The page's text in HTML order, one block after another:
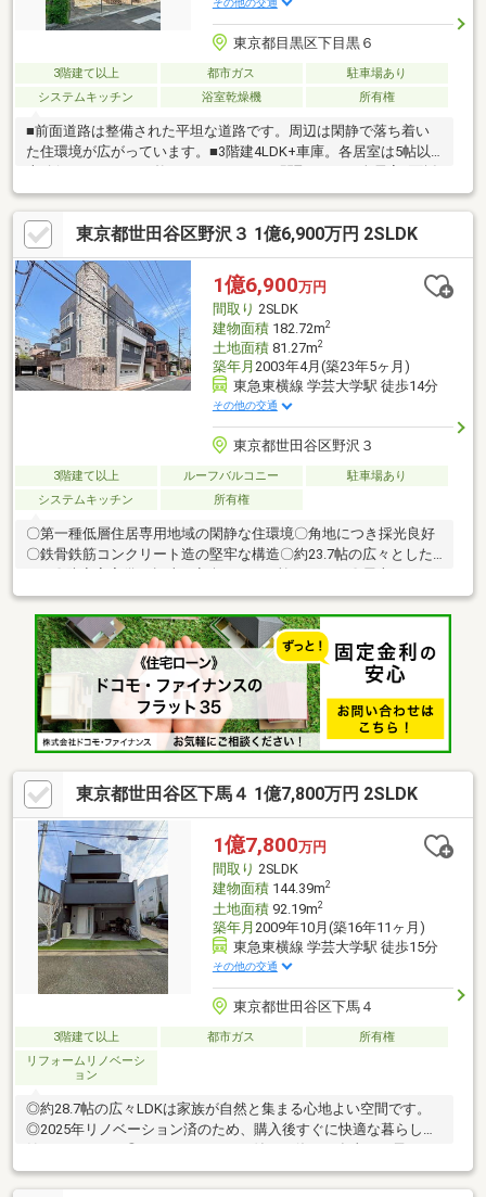
その他の交通
東京都目黒区下目黒６
3階建て以上 都市ガス
駐車場あり
システムキッチン
浴室乾燥機 所有権
■前面道路は整備された平坦な道路です。周辺は閑静で落ち着い
た住環境が広がっています。■3階建4LDK+車庫。各居室は5帖以
光の明るい住空間です。■各所に豊富な収納スペースあり■トイレ
2か所設置■バス停「清水（東急バス）」徒歩約5分■スーパー、コ
ンビニ、学校等が徒歩圏内であるため、生活利便性良好な立地で
す。■林試の森公園が徒歩圏に位置し、自然を身近に感じること
ができます。■外壁・屋根リフォーム工事履歴あり（2018年）
東京都世田谷区野沢３ 1億6,900万円 2SLDK
1億6,900万円
間取り 2SLDK
建物面積182.72m2
土地面積81.27m2
築年月 2003年4月(築23年5ヶ月)
東急東横線 学芸大学駅 徒歩14分
その他の交通
東京都世田谷区野沢３
3階建て以上 ルーフバルコニー
駐車場あり
システムキッチン
所有権
〇第一種低層住居専用地域の閑静な住環境〇角地につき採光良好
〇鉄骨鉄筋コンクリート造の堅牢な構造〇約23.7帖の広々とした
ャグジーバス付き 開放的な空間でご家族団欒の時間をお過ごし
いただけます〇リビングには暖炉、バスルームにはサウナ付き〇
シャッター付きガレージ（2台）、カースペース（1台）有り〇ご
内覧予約受付中です。 お気軽にお問い合わせください！
東京都世田谷区下馬４ 1億7,800万円 2SLDK
1億7,800万円
間取り 2SLDK
建物面積144.39m2
土地面積92.19m2
築年月 2009年10月(築16年11ヶ月)
東急東横線 学芸大学駅 徒歩15分
その他の交通
東京都世田谷区下馬４
3階建て以上 都市ガス
所有権
リフォームリノベーシ
ョン
◎約28.7帖の広々LDKは家族が自然と集まる心地よい空間です。
◎2025年リノベーション済のため、購入後すぐに快適な暮らしを
との時間も楽しめます。◎学芸大学・祐天寺・三軒茶屋の3駅利用
可能♪現地内覧予約受付中です♪見学をご希望の方は『見学予約を